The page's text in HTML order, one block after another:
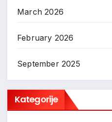
March 2026
February 2026
September 2025
Kategorije